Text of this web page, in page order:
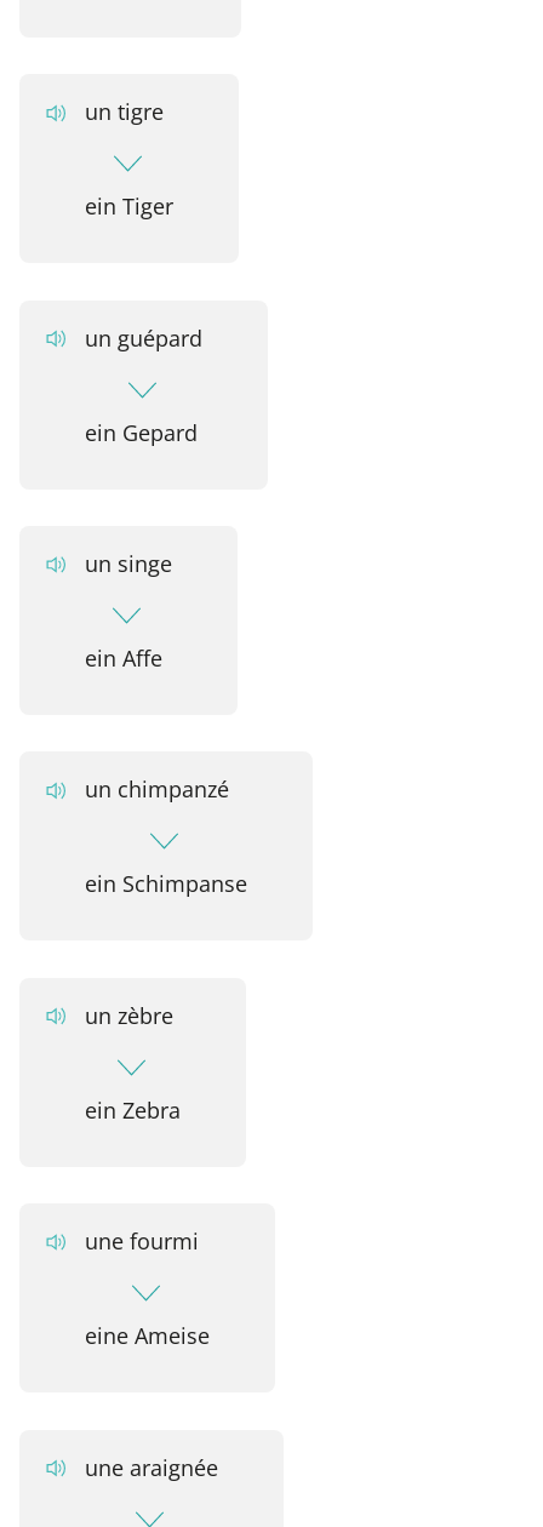
un tigre
ein Tiger
un guépard
ein Gepard
un singe
ein Affe
un chimpanzé
ein Schimpanse
un zèbre
ein Zebra
une fourmi
eine Ameise
une araignée